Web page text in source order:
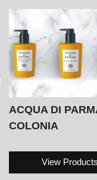
ACQUA DI
COLONIA
View Products